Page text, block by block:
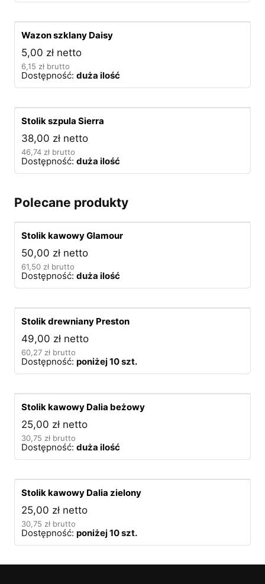
Wazon szklany Daisy
5,00 zł netto
6,15 zł brutto
Dostępność: duża ilość
Stolik szpula Sierra
38,00 zł netto
46,74 zł brutto
Dostępność: duża ilość
Polecane produkty
Stolik kawowy Glamour
50,00 zł netto
61,50 zł brutto
Dostępność: duża ilość
Stolik drewniany Preston
49,00 zł netto
60,27 zł brutto
Dostępność: poniżej 10 szt.
Stolik kawowy Dalia beżowy
25,00 zł netto
30,75 zł brutto
Dostępność: duża ilość
Stolik kawowy Dalia zielony
25,00 zł netto
30,75 zł brutto
Dostępność: poniżej 10 szt.